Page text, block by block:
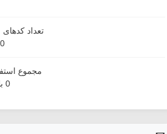
تعداد
0
مجموع
0 بار